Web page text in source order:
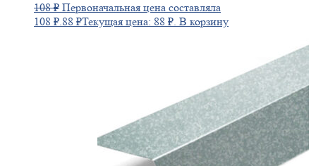
108₽ Первоначальная цена составляла
108 ₽.88 ₽Текущая цена: 88 ₽. В корзину